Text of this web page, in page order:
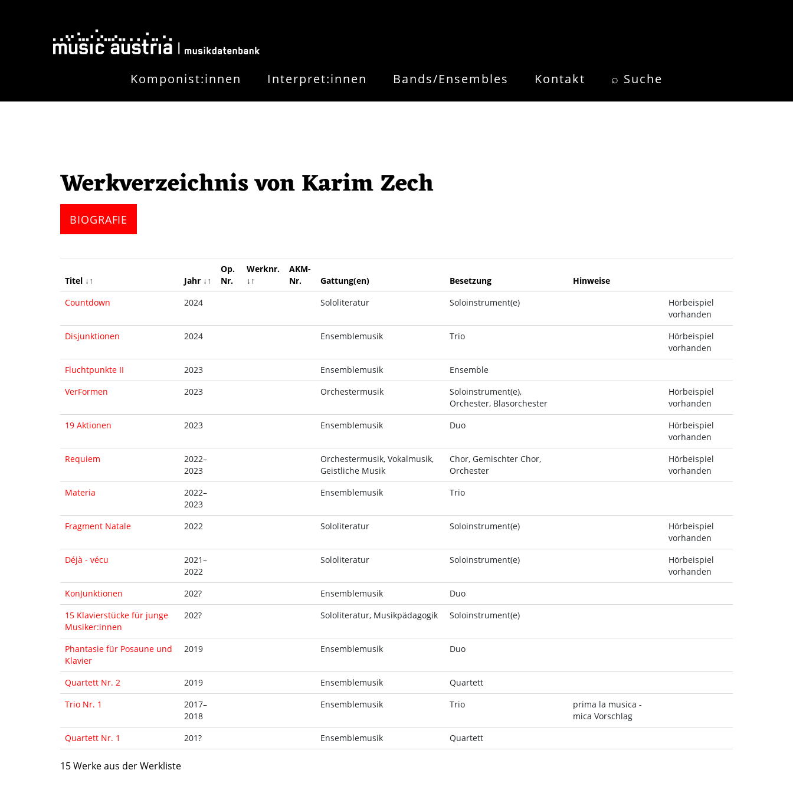
Komponist:innen Interpret:innen Bands/Ensembles Kontakt ⌕ Suche
Werkverzeichnis von Karim Zech
BIOGRAFIE
Titel ↓↑ Jahr ↓↑
Op.
Nr.
Werknr.
↓↑
AKM-
Nr.
Gattung(en) Besetzung
Hinweise
Countdown
2024 Sololiteratur Soloinstrument(e)
Hörbeispiel
vorhanden
Disjunktionen
2024 Ensemblemusik Trio
Hörbeispiel
vorhanden
Fluchtpunkte II
2023 Ensemblemusik
Ensemble
VerFormen
2023 Orchestermusik
Soloinstrument(e),
Orchester, Blasorchester
Hörbeispiel
vorhanden
19 Aktionen
2023 Ensemblemusik Duo
Hörbeispiel
vorhanden
Requiem
2022–
2023
Orchestermusik, Vokalmusik,
Geistliche Musik
Chor, Gemischter Chor,
Orchester
Hörbeispiel
vorhanden
Materia
2022–
2023
Ensemblemusik Trio
Fragment Natale 2022 Sololiteratur Soloinstrument(e)
Hörbeispiel
vorhanden
Déjà - vécu
2021–
2022
Sololiteratur Soloinstrument(e)
Hörbeispiel
vorhanden
KonJunktionen
202? Ensemblemusik
Duo
15 Klavierstücke für junge
Musiker:innen
202? Sololiteratur, Musikpädagogik Soloinstrument(e)
Phantasie für Posaune und
Klavier
2019 Ensemblemusik Duo
Quartett Nr. 2 2019 Ensemblemusik
Quartett
Trio Nr. 1
2017–
2018
Ensemblemusik Trio
prima la musica -
mica Vorschlag
Quartett Nr. 1
201? Ensemblemusik Quartett
15 Werke aus der Werkliste